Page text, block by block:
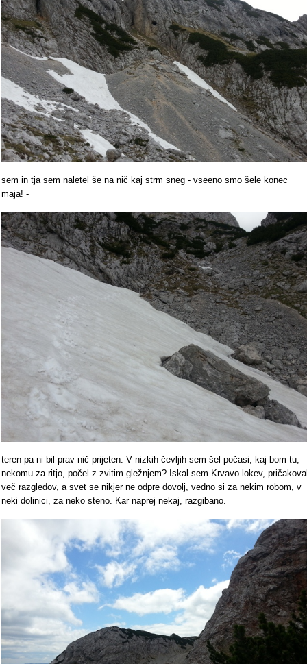
sem in tja sem naletel še na nič kaj strm sneg - vseeno smo šele konec
maja! -
teren pa ni bil prav nič prijeten. V nizkih čevljih sem šel počasi, kaj bom tu,
nekomu za ritjo, počel z zvitim gležnjem? Iskal sem Krvavo lokev,
več razgledov, a svet se nikjer ne odpre dovolj, vedno si za nekim robom, v
neki dolinici, za neko steno. Kar naprej nekaj, razgibano.